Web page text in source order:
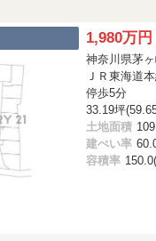
1,980万円
神奈川県茅
ＪＲ東海道
停歩5分
33.19坪
土地面積
建ぺい率
容積率